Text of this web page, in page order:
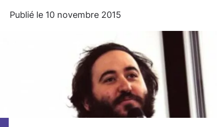
Publié le 10 novembre 2015